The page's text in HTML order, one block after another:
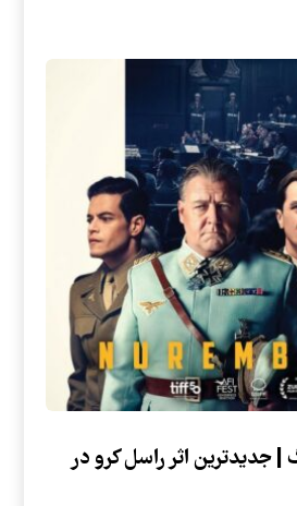
| جدیدترین اثر راسل کرو در